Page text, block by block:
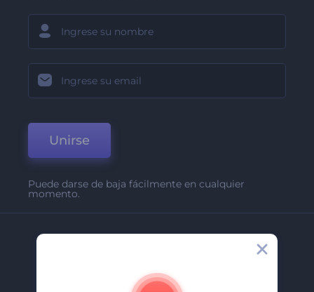
Unirse
Puede darse de baja fácilmente en cualquier
momento.